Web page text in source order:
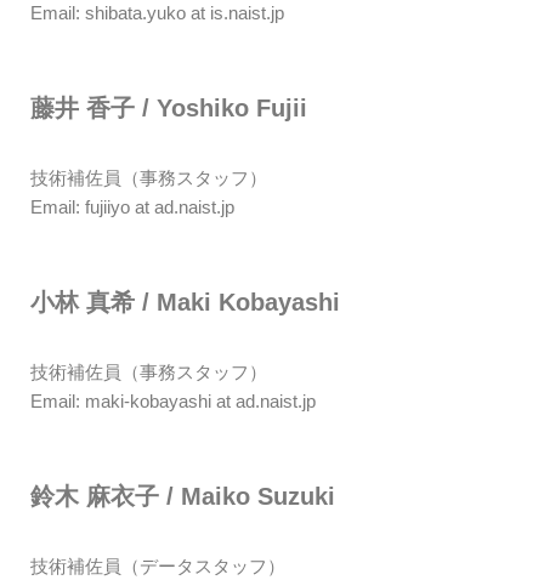
Email: shibata.yuko at is.naist.jp
藤井 香子 / Yoshiko Fujii
技術補佐員（事務スタッフ）
Email: fujiiyo at ad.naist.jp
小林 真希 / Maki Kobayashi
技術補佐員（事務スタッフ）
Email: maki-kobayashi at ad.naist.jp
鈴木 麻衣子 / Maiko Suzuki
技術補佐員（データスタッフ）